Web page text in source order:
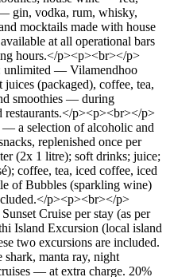
gin, vodka, rum, whisky,
mocktails made with house
at all operational bars
hours.</p><p><br></p>
unlimited — Vilamendhoo
(packaged), coffee, tea,
smoothies — during
restaurants.</p><p><br></p>
a selection of alcoholic and
replenished once per
(2x 1 litre); soft drinks; juice;
coffee, tea, iced coffee, iced
of Bubbles (sparkling wine)
p><p><br></p>
Cruise per stay (as per
Island Excursion (local island
two excursions are included.
manta ray, night
— at extra charge. 20%